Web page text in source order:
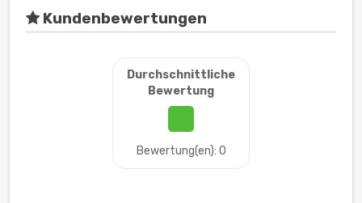
Kundenbewertungen
Durchschnittliche
Bewertung
Bewertung(en): 0